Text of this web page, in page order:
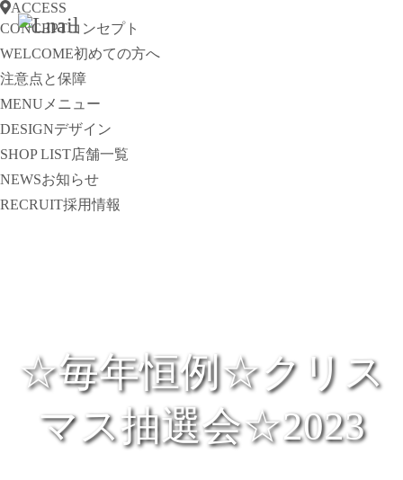
ACCESS
CONCEPTコンセプト
WELCOME初めての方へ
注意点と保障
MENU メニュー
DESIGNデザイン
SHOP LIST店舗一覧
NEWSお知らせ
RECRUIT採用情報
☆毎年恒例☆クリス
マス抽選会☆2023